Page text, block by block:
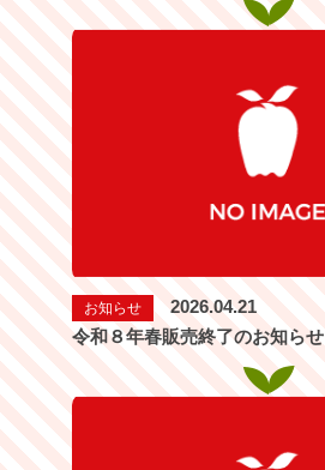
お知らせ
2026.04.21
令和８年春販売終了のお知らせ